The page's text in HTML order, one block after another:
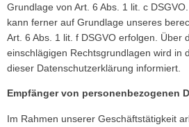
Grundlage von Art. 6 Abs. 1 lit. c
kann ferner auf Grundlage unseres
Art. 6 Abs. 1 lit. f DSGVO erfolgen. Über
einschlägigen Rechtsgrundlagen wird in
dieser Datenschutzerklärung informiert.
Empfänger von personenbezogenen
Im Rahmen unserer Geschäftstätigkeit